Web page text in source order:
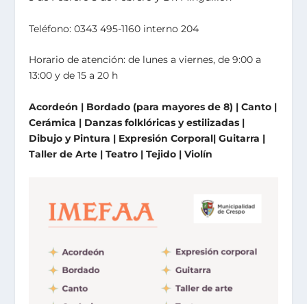
Teléfono: 0343 495-1160 interno 204
Horario de atención: de lunes a viernes, de 9:00 a
13:00 y de 15 a 20 h
Acordeón | Bordado (para mayores de 8) | Canto |
Cerámica | Danzas folklóricas y estilizadas |
Dibujo y Pintura | Expresión Corporal| Guitarra |
Taller de Arte | Teatro | Tejido | Violín